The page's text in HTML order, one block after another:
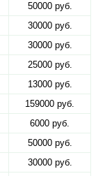
50000 руб.
30000 руб.
30000 руб.
25000 руб.
13000 руб.
159000 руб.
6000 руб.
50000 руб.
30000 руб.